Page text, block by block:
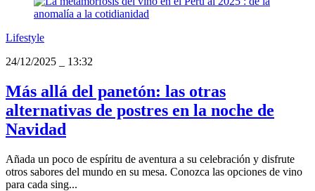
Lifestyle
24/12/2025
13:32
Más allá del panetón: las otras
alternativas de postres en la noche de
Navidad
Añada un poco de espíritu de aventura a su celebración y disfrute
otros sabores del mundo en su mesa. Conozca las opciones de vino
para cada sing...